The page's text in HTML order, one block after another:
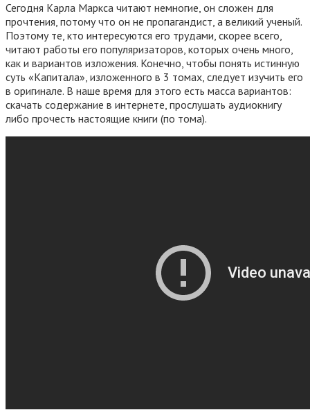
Сегодня Карла Маркса читают немногие, он сложен для
прочтения, потому что он не пропагандист, а великий ученый.
Поэтому те, кто интересуются его трудами, скорее всего,
читают работы его популяризаторов, которых очень много,
как и вариантов изложения. Конечно, чтобы понять истинную
суть «Капитала», изложенного в 3 томах, следует изучить его
в оригинале. В наше время для этого есть масса вариантов:
скачать содержание в интернете, прослушать аудиокнигу
либо прочесть настоящие книги (по тома).